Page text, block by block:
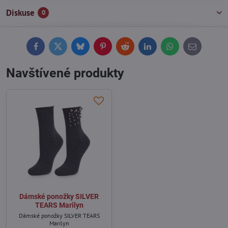
Diskuse 0
FacebookTwitterBlueskyPinterestReddit LinkedInWhatsApp
E-
mail
Navštívené produkty
Dámské ponožky SILVER
TEARS Marilyn
Dámské ponožky SILVER TEARS
Marilyn